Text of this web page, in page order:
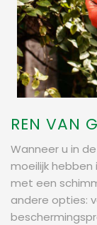
REN VAN
Wanneer u in
moeilijk
met een
andere opties: